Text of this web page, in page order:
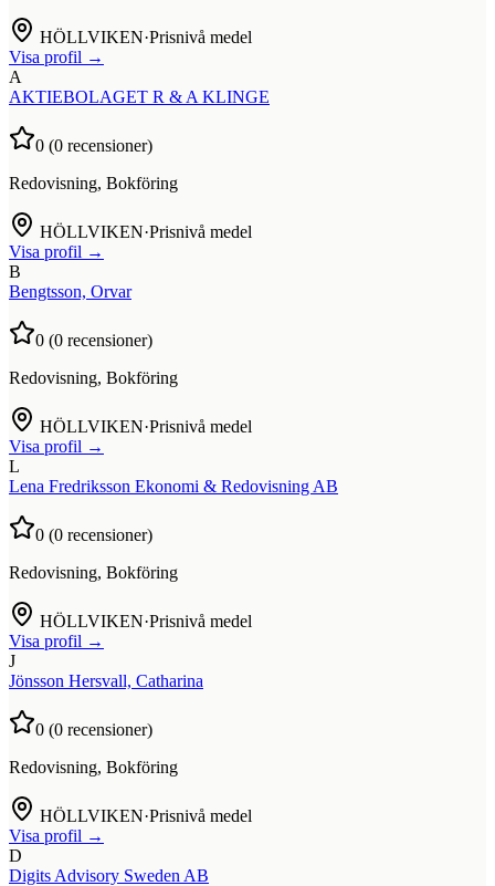
HÖLLVIKEN·Prisnivå medel
Visa profil →
A
AKTIEBOLAGET R & A KLINGE
0 (0 recensioner)
Redovisning, Bokföring
HÖLLVIKEN·Prisnivå medel
Visa profil →
B
Bengtsson, Orvar
0 (0 recensioner)
Redovisning, Bokföring
HÖLLVIKEN·Prisnivå medel
Visa profil →
L
Lena Fredriksson Ekonomi & Redovisning AB
0 (0 recensioner)
Redovisning, Bokföring
HÖLLVIKEN·Prisnivå medel
Visa profil →
J
Jönsson Hersvall, Catharina
0 (0 recensioner)
Redovisning, Bokföring
HÖLLVIKEN·Prisnivå medel
Visa profil →
D
Digits Advisory Sweden AB